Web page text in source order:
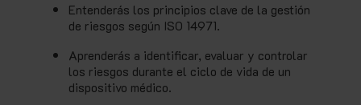
Entenderás los principios clave de la gestión
de riesgos según ISO 14971.
Aprenderás a identificar, evaluar y controlar
los riesgos durante el ciclo de vida de un
dispositivo médico.